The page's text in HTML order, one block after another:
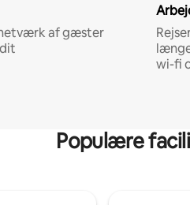
af gæster
wi-fi
Populære